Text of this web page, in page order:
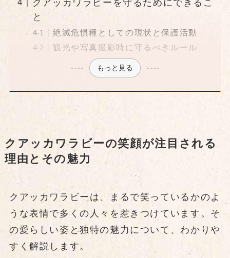
クアッカワラビーを守るためにできるこ
と
絶滅危惧種としての現状と保護活動
観光や写真撮影時に守るべきルール
もっと見る
クアッカワラビーの笑顔が注目される
理由とその魅力
クアッカワラビーは、まるで笑っているかのよ
うな表情で多くの人々を惹きつけています。そ
の愛らしい姿と独特の魅力について、わかりや
すく解説します。